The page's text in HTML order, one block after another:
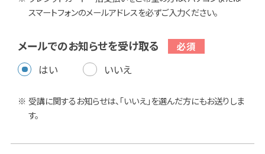
スマートフォンのメールアドレスを必ずご入力ください。
メールでのお知らせを受け取る
はい いいえ
受講に関するお知らせは、「いいえ」を選んだ方にもお送りしま
す。